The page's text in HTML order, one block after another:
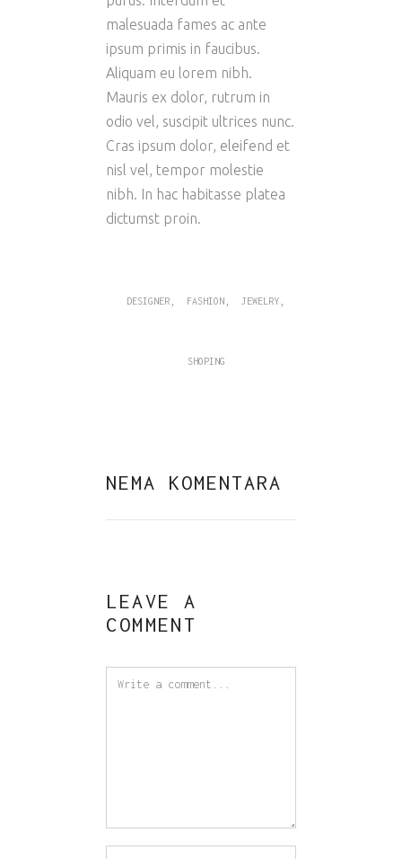
malesuada fames ac ante
ipsum primis in faucibus.
Aliquam eu lorem nibh.
Mauris ex dolor, rutrum in
odio vel, suscipit ultrices nunc.
Cras ipsum dolor, eleifend et
nisl vel, tempor molestie
nibh. In hac habitasse platea
dictumst proin.
DESIGNER, FASHION, JEWELRY,
SHOPING
NEMA KOMENTARA
LEAVE A
COMMENT